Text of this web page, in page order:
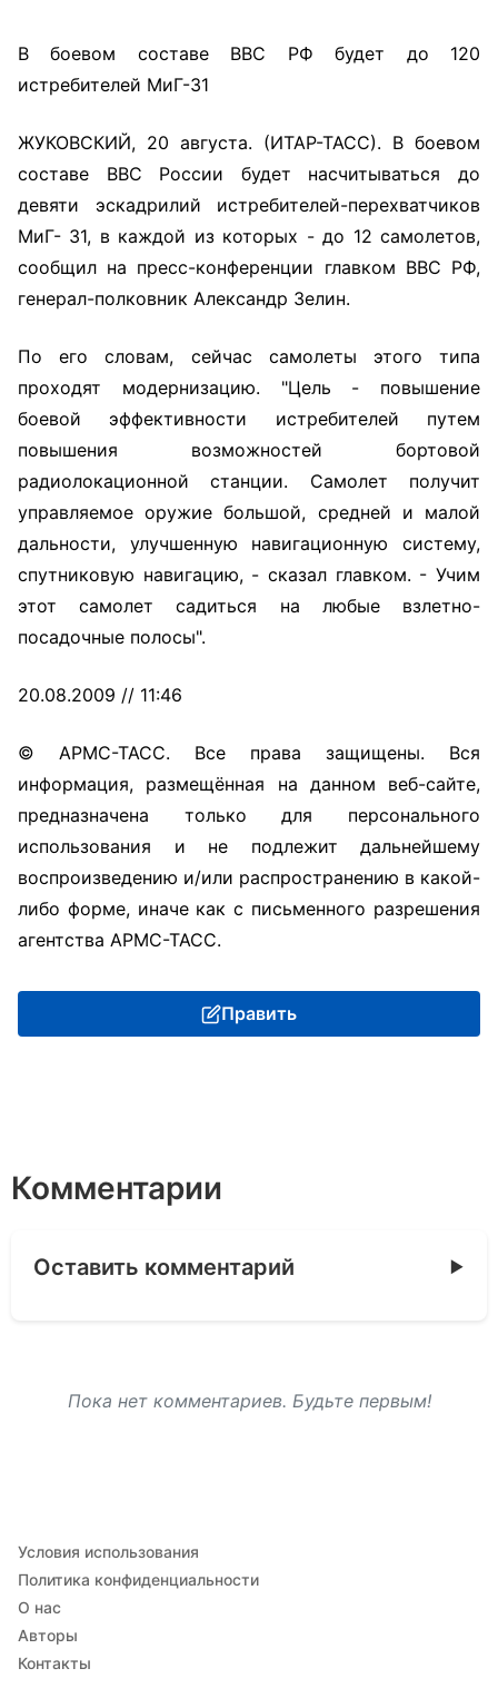
В боевом составе ВВС РФ будет до 120
истребителей МиГ-31
ЖУКОВСКИЙ, 20 августа. (ИТАР-ТАСС). В боевом
составе ВВС России будет насчитываться до
девяти эскадрилий истребителей-перехватчиков
МиГ- 31, в каждой из которых - до 12 самолетов,
сообщил на пресс-конференции главком ВВС РФ,
генерал-полковник Александр Зелин.
По его словам, сейчас самолеты этого типа
проходят модернизацию. "Цель - повышение
боевой эффективности истребителей путем
повышения возможностей бортовой
радиолокационной станции. Самолет получит
управляемое оружие большой, средней и малой
дальности, улучшенную навигационную систему,
спутниковую навигацию, - сказал главком. - Учим
этот самолет садиться на любые взлетно-
посадочные полосы".
20.08.2009 // 11:46
© АРМС-ТАСС. Все права защищены. Вся
информация, размещённая на данном веб-сайте,
предназначена только для персонального
использования и не подлежит дальнейшему
воспроизведению и/или распространению в какой-
либо форме, иначе как с письменного разрешения
агентства АРМС-ТАСС.
Править
Комментарии
Оставить комментарий
Пока нет комментариев. Будьте первым!
Условия использования
Политика конфиденциальности
О нас
Авторы
Контакты